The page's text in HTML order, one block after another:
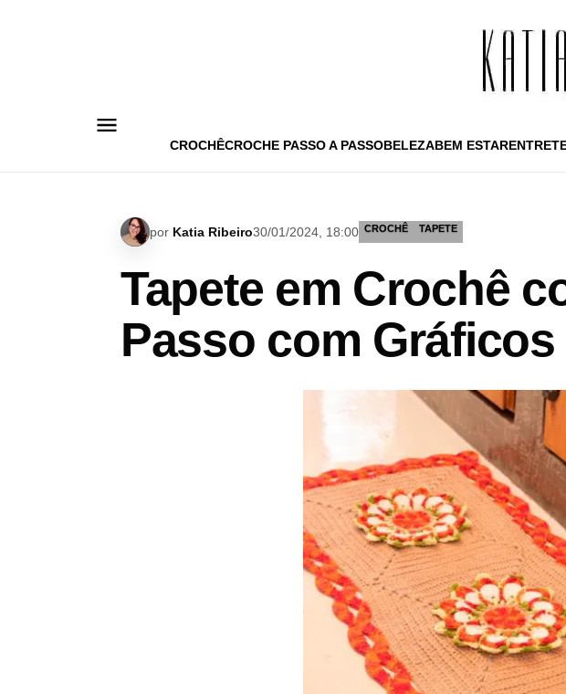
CROCHÊCROCHE PASSO A PASSOBELEZABEM ESTAR
por Katia Ribeiro30/01/2024, 18:00 CROCHÊ TAPETE
Tapete em Crochê
Passo com Gráficos